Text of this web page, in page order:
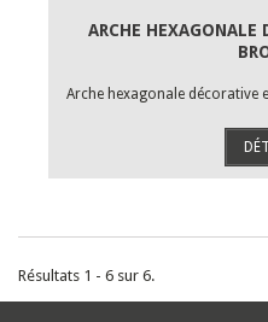
ARCHE HEXAGONALE
Arche hexagonale décorative
Résultats 1 - 6 sur 6.